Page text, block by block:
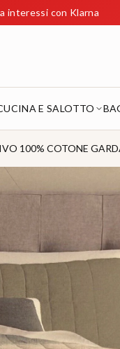
Klarna
E SALOTTO
100% COTONE